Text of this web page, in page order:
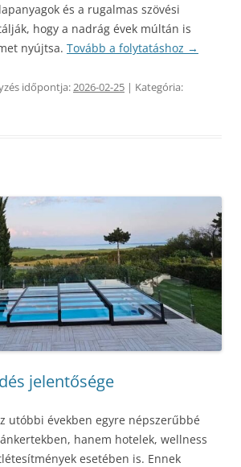
és a rugalmas szövési
hogy a nadrág évek múltán is
nyújtsa. Tovább a folytatáshoz →
időpontja:2026-02-25 | Kategória:
jelentősége
utóbbi években egyre népszerűbbé
hanem hotelek, wellness
esetében is. Ennek